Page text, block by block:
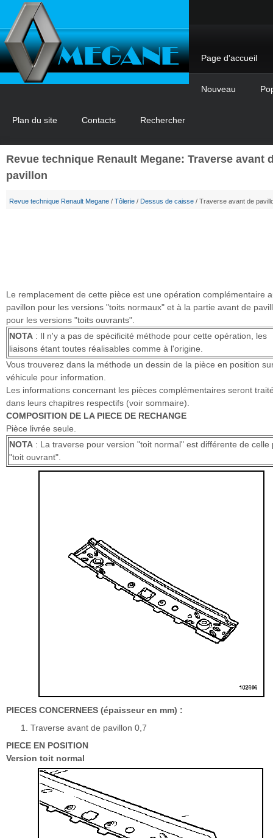
Page d'accueil
Nouveau
Plan du site Contacts Rechercher
Revue technique Renault Megane: Traverse avant
pavillon
Revue technique Renault Megane / Tôlerie / Dessus de caisse / Traverse avant de
Le remplacement de cette pièce est une opération complémentaire
pavillon pour les versions "toits normaux" et à la partie avant de
pour les versions "toits ouvrants".
NOTA : Il n'y a pas de spécificité méthode pour cette opération, les
liaisons étant toutes réalisables comme à l'origine.
Vous trouverez dans la méthode un dessin de la pièce en position
véhicule pour information.
Les informations concernant les pièces complémentaires seront
dans leurs chapitres respectifs (voir sommaire).
COMPOSITION DE LA PIECE DE RECHANGE
Pièce livrée seule.
NOTA : La traverse pour version "toit normal" est différente de celle
"toit ouvrant".
PIECES CONCERNEES (épaisseur en mm) :
Traverse avant de pavillon 0,7
PIECE EN POSITION
Version toit normal